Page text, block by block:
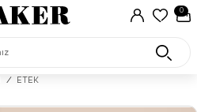
0
/
ETEK